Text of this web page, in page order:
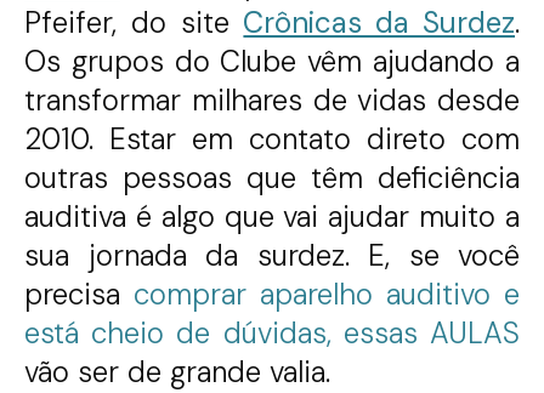
Pfeifer, do site Crônicas da Surdez.
Os grupos do Clube vêm ajudando a
transformar milhares de vidas desde
2010. Estar em contato direto com
outras pessoas que têm deficiência
auditiva é algo que vai ajudar muito a
sua jornada da surdez. E, se você
precisa comprar aparelho auditivo e
está cheio de dúvidas, essas AULAS
vão ser de grande valia.